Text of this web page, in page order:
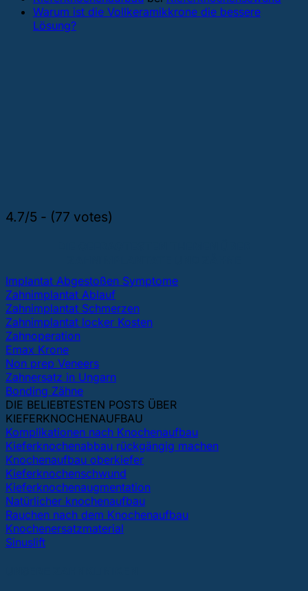
Warum ist die Vollkeramikkrone die bessere
Lösung?
4.7/5 - (77 votes)
Implantat Abgestoßen Symptome
Zahnimplantat Ablauf
Zahnimplantat Schmerzen
Zahnimplantat locker Kosten
Zahnoperation
Emax Krone
Non prep Veneers
Zahnersatz in Ungarn
Bonding Zähne
DIE BELIEBTESTEN POSTS ÜBER
KIEFERKNOCHENAUFBAU
Komplikationen nach Knochenaufbau
Kieferknochenabbau rückgängig machen
Knochenaufbau oberkiefer
Kieferknochenschwund
Kieferknochenaugmentation
Natürlicher knochenaufbau
Rauchen nach dem Knochenaufbau
Knochenersatzmaterial
Sinuslift